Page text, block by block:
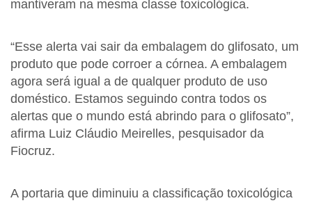
mantiveram na mesma classe toxicológica.
“Esse alerta vai sair da embalagem do glifosato, um
produto que pode corroer a córnea. A embalagem
agora será igual a de qualquer produto de uso
doméstico. Estamos seguindo contra todos os
alertas que o mundo está abrindo para o glifosato”,
afirma Luiz Cláudio Meirelles, pesquisador da
Fiocruz.
A portaria que diminuiu a classificação toxicológica